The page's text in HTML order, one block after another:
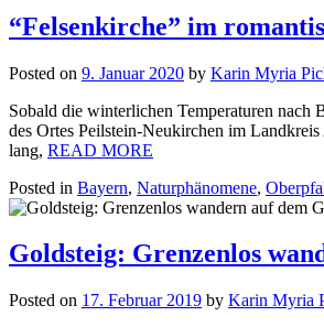
“Felsenkirche” im
Posted on 9. Januar 2020 by Karin Myria
Sobald die winterlichen Temperaturen nach
des Ortes Peilstein-Neukirchen im
lang, READ MORE
Posted in Bayern, Naturphänomene,
Goldsteig: Grenzenlos
Posted on 17. Februar 2019 by Karin Myria